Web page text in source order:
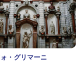
・グリマーニ